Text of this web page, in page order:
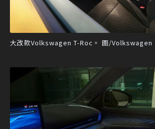
大改款Volkswagen T-Roc。 圖/Volkswagen